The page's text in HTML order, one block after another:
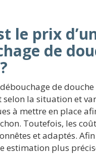
le prix
de
de
selon la situation et
à mettre en place
Toutefois, les
et adaptés.
estimation plus